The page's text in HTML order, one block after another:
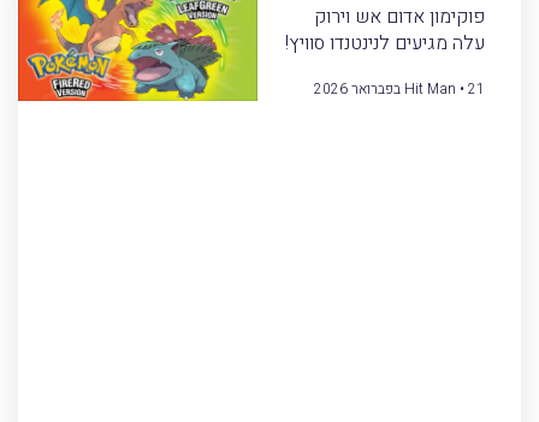
פוקימון אדום אש וירוק
עלה מגיעים לנינטנדו סוויץ!
Hit Man 21 בפברואר 2026